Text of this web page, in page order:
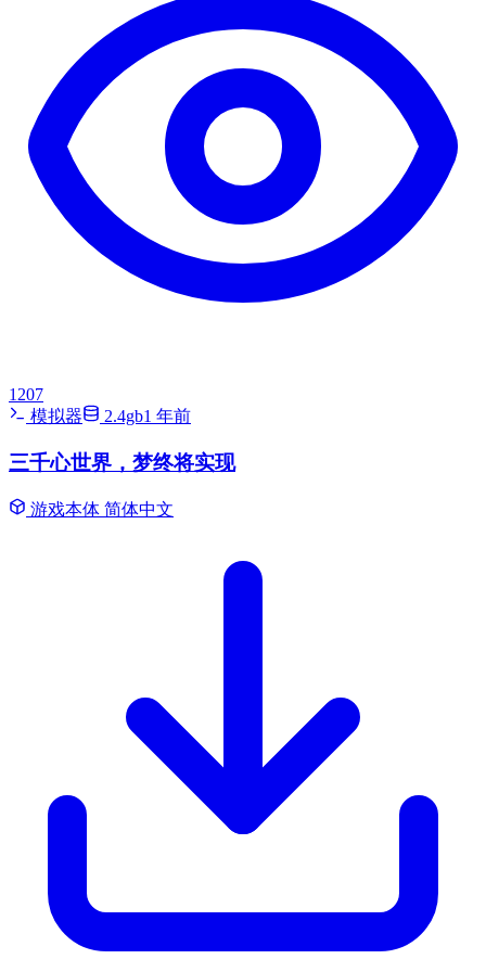
1207
模拟器
2.4gb1 年前
三千心世界，梦终将实现
游戏本体 简体中文